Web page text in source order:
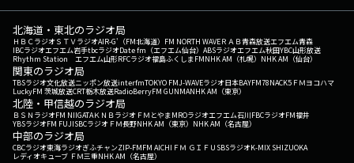
北海道・東北のラジオ局
ＨＢＣラジオＳＴＶラジオAIR-G'（FM北海道） FM NORTH WAVEＲＡＢ青森放送エフエム青森
IBCラジオエフエム岩手tbcラジオDate fm（エフエム仙台） ABSラジオエフエム秋田YBC山形放送
Rhythm Station エフエム山形RFCラジオ福島ふくしまFMNHK AM（札幌） NHK AM（仙台）
関東のラジオ局
TBSラジオ文化放送ニッポン放送interfmTOKYO FMJ-WAVEラジオ日本BAYFM78NACK5 ＦＭヨコハマ
LuckyFM 茨城放送CRT栃木放送RadioBerryFM GUNMANHK AM（東京）
北陸・甲信越のラジオ局
ＢＳＮラジオFM NIIGATAＫＮＢラジオ ＦＭとやまMROラジオエフエム石川FBCラジオFM福井
YBSラジオFM FUJISBCラジオ ＦＭ長野NHK AM（東京） NHK AM（名古屋）
中部のラジオ局
CBCラジオ東海ラジオぎふチャンZIP-FMFM AICHI ＦＭ ＧＩＦＵ SBSラジオK-MIX SHIZUOKA
レディオキューブ ＦＭ三重NHK AM（名古屋）